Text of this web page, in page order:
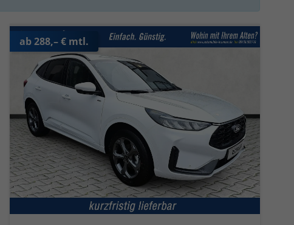
ab 288,– € mtl.